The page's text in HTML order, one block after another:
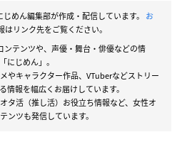
じめん編集部が作成・配信しています。 お
はリンク先をご覧ください。
テンツや、声優・舞台・俳優などの情
にじめん」。
やキャラクター作品、VTuberなどストリー
情報を幅広くお届けしています。
タ活（推し活）お役立ち情報など、女性オ
ンツも発信しています。